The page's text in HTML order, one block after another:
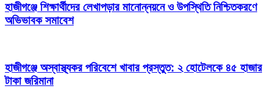
হাজীগঞ্জে শিক্ষার্থীদের লেখাপড়ার মানোন্নয়নে ও উপস্থিতি নিশ্চিতকরণে
অভিভাবক সমাবেশ
হাজীগঞ্জে অস্বাস্থ্যকর পরিবেশে খাবার প্রস্তুত: ২ হোটেলকে ৪৫ হাজার
টাকা জরিমানা